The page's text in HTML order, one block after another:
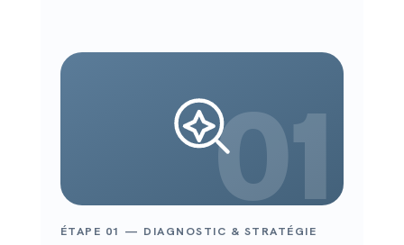
01
ÉTAPE 01 — DIAGNOSTIC & STRATÉGIE